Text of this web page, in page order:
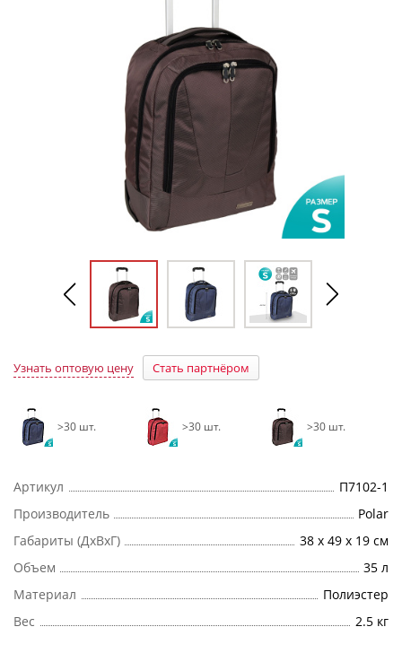
Узнать оптовую цену Стать партнёром
>30 шт. >30 шт. >30 шт.
Артикул
П7102-1
Производитель
Polar
Габариты (ДхВхГ)
38 х 49 х 19 см
Объем
35 л
Материал
Полиэстер
Вес
2.5 кг